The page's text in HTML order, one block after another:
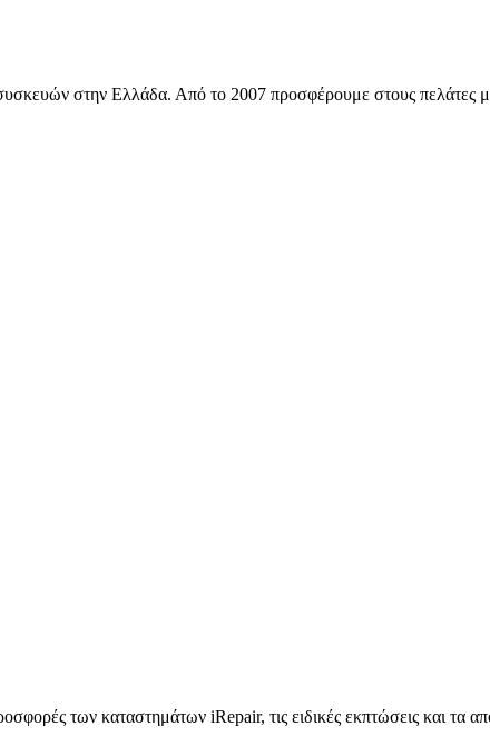
στην Ελλάδα. Από το 2007 προσφέρουμε στους πελάτες
των καταστημάτων iRepair, τις ειδικές εκπτώσεις και τα